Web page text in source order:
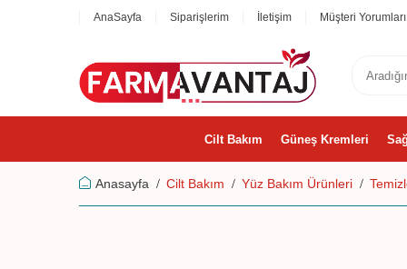
AnaSayfa Siparişlerim İletişim Müşteri Yorumları
Cilt Bakım Güneş Kremleri
Anasayfa Cilt Bakım Yüz Bakım Ürünleri